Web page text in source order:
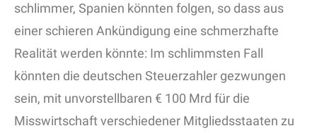
schlimmer, Spanien könnten folgen, so dass aus
einer schieren Ankündigung eine schmerzhafte
Realität werden könnte: Im schlimmsten Fall
könnten die deutschen Steuerzahler gezwungen
sein, mit unvorstellbaren € 100 Mrd für die
Misswirtschaft verschiedener Mitgliedsstaaten zu